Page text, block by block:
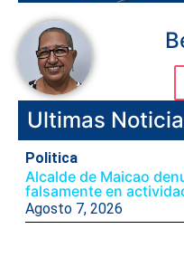
Ultimas
Politica
Alcalde de Maicao
falsamente en
Agosto 7, 2026